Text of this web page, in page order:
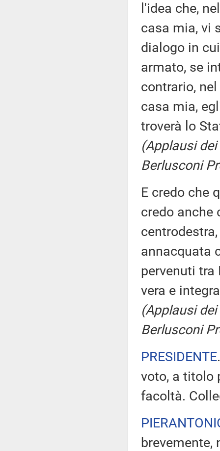
l'idea che,
casa mia, vi
dialogo in
armato, se
contrario,
casa mia,
troverà lo
(Applausi
Berlusconi
E credo che
credo anche
annacquata
pervenuti tra
vera e
(Applausi
Berlusconi
PRESIDENTE
voto, a titolo
facoltà.
brevemente,